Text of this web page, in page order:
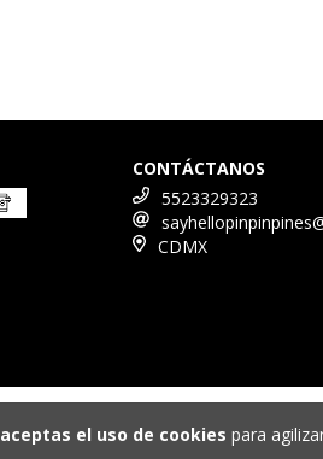
aceptas el uso de cookies para
CONTÁCTANOS
5523329323
CDMX